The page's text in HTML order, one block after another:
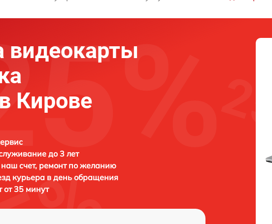
видеокарты
Кирове
до 3 лет
счет, ремонт по желанию
курьера в день обращения
от 35 минут